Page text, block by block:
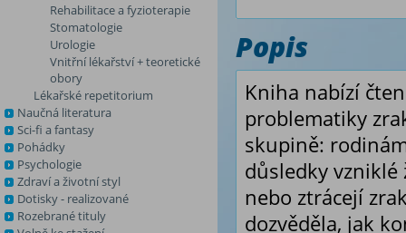
Rehabilitace a fyzioterapie
Stomatologie
Urologie
Vnitřní lékařství + teoretické
obory
Lékařské repetitorium
Naučná literatura
Sci-fi a fantasy
Pohádky
Psychologie
Zdraví a životní styl
Dotisky - realizované
Rozebrané tituly
Popis
Kniha nabízí
problematiky
skupině:
důsledky
nebo ztrácejí
dozvěděla, jak